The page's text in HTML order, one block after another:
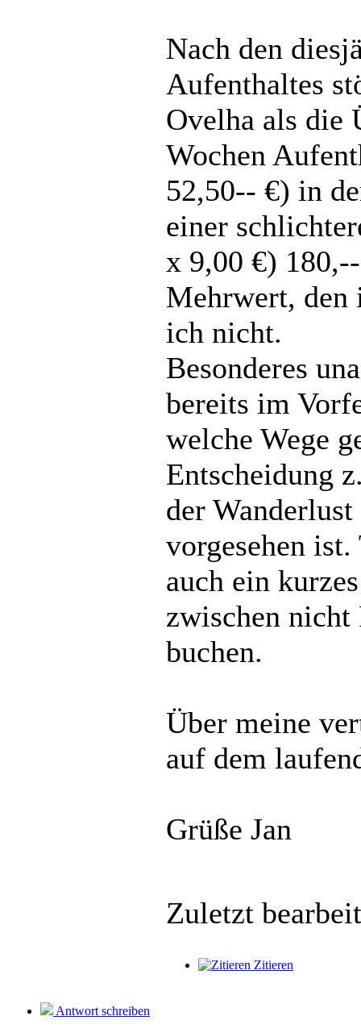
Nach den
Aufenthaltes
Ovelha als die
Wochen
52,50-- €) in
einer
x 9,00 €)
Mehrwert, den
ich nicht.
Besonderes
bereits im
welche Wege
Entscheidung
der
vorgesehen
auch ein
zwischen
buchen.
Über meine
auf dem
Grüße Jan
Zuletzt
Zitieren
Antwort schreiben